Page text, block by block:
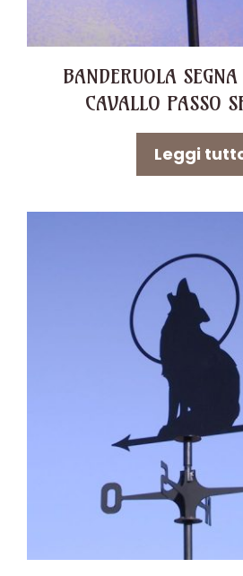
BANDERUOLA
CAVALLO PASSO
Leggi